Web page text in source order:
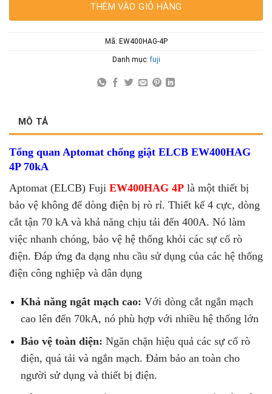
THÊM VÀO GIỎ HÀNG
Mã: EW400HAG-4P
Danh mục:fuji
MÔ TẢ
Tổng quan Aptomat chống giật ELCB EW400HAG
4P 70kA
Aptomat (ELCB) Fuji EW400HAG 4P là một thiết bị
bảo vệ không để dòng điện bị rò rỉ. Thiết kế 4 cực, dòng
cắt tận 70 kA và khả năng chịu tải đến 400A. Nó làm
việc nhanh chóng, bảo vệ hệ thống khỏi các sự cố rò
điện. Đáp ứng đa dạng nhu cầu sử dụng của các hệ thống
điện công nghiệp và dân dụng
Khả năng ngắt mạch cao: Với dòng cắt ngắn mạch
cao lên đến 70kA, nó phù hợp với nhiều hệ thống lớn
Bảo vệ toàn diện: Ngăn chặn hiệu quả các sự cố rò
điện, quá tải và ngắn mạch. Đảm bảo an toàn cho
người sử dụng và thiết bị điện.